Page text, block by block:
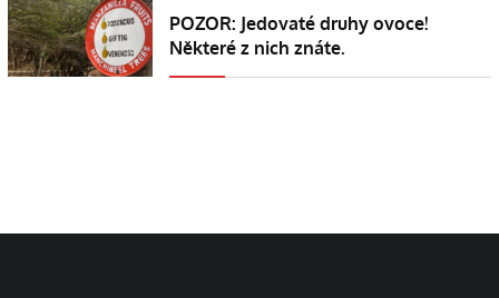
POZOR: Jedovaté druhy ovoce!
Některé z nich znáte.